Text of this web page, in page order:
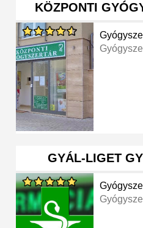
KÖZPONTI
GYÁL-LIGET